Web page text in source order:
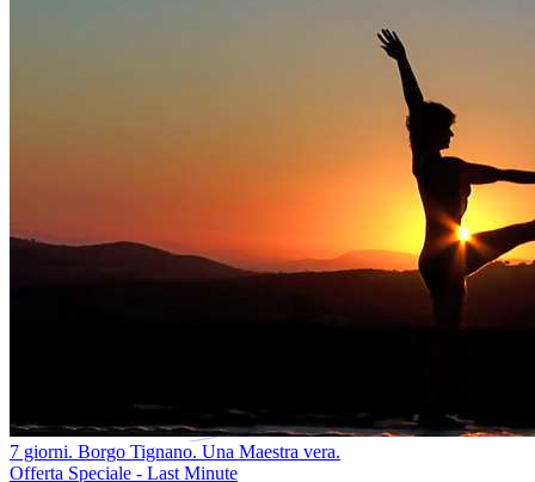
7 giorni. Borgo Tignano. Una Maestra vera.
Offerta Speciale - Last Minute